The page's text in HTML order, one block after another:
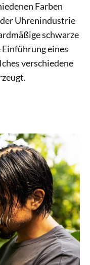
Farben
Uhrenindustrie
schwarze
eines
verschiedene